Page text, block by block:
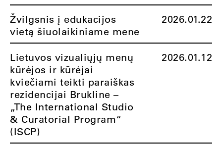
Žvilgsnis į edukacijos
vietą šiuolaikiniame mene
2026.01.22
Lietuvos vizualiųjų menų
kūrėjos ir kūrėjai
kviečiami teikti paraiškas
rezidencijai Brukline –
„The International Studio
& Curatorial Program“
(ISCP)
2026.01.12